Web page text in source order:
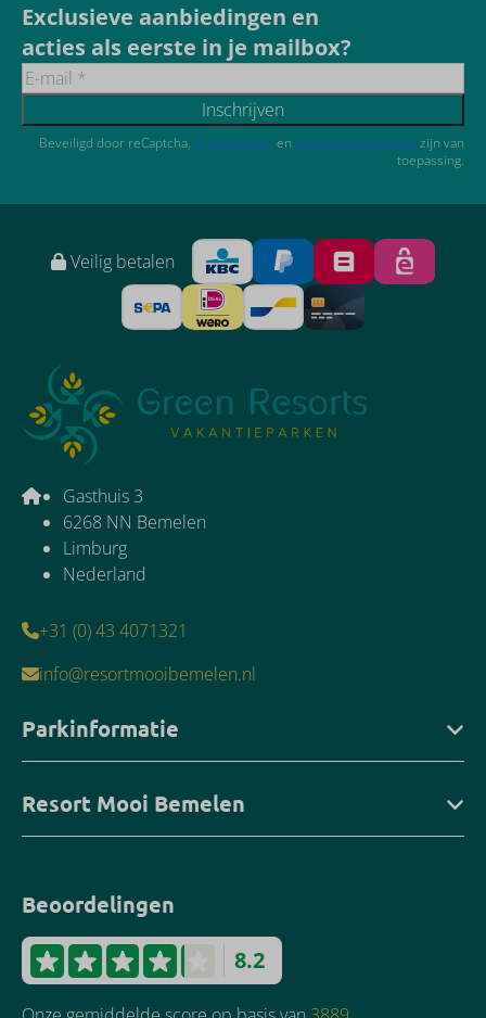
Exclusieve aanbiedingen en
acties als eerste in je mailbox?
Inschrijven
Beveiligd door reCaptcha, privacybeleid en servicevoorwaarden zijn van
toepassing.
Veilig betalen
Gasthuis 3
6268 NN Bemelen
Limburg
Nederland
+31 (0) 43 4071321
info@resortmooibemelen.nl
Parkinformatie
Resort Mooi Bemelen
Beoordelingen
8.2